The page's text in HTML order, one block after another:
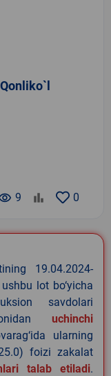
0
9
19.04.2024-
lot bo‘yicha
savdolari
uchinchi
ularning
foizi zakalat
talab etiladi.